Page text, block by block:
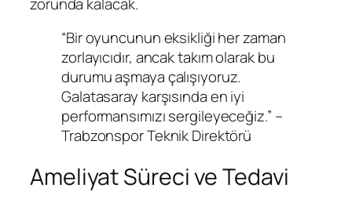
“Bir oyuncunun eksikliği her zaman
zorlayıcıdır, ancak takım olarak bu
durumu aşmaya çalışıyoruz.
Galatasaray karşısında en iyi
performansımızı sergileyeceğiz.” –
Trabzonspor Teknik Direktörü
Ameliyat Süreci ve Tedavi